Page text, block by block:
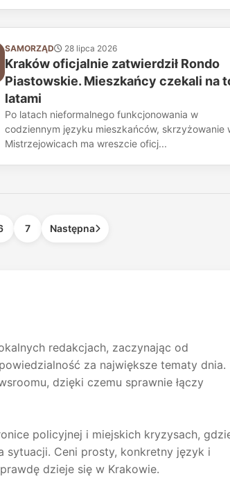
SAMORZĄD 28 lipca 2026
Kraków oficjalnie zatwierdził Rondo
Piastowskie. Mieszkańcy czekali na
latami
Po latach nieformalnego funkcjonowania w
codziennym języku mieszkańców, skrzyżowanie
Mistrzejowicach ma wreszcie oficj...
7 Następna
redakcjach, zaczynając od
za największe tematy dnia.
dzięki czemu sprawnie łączy
policyjnej i miejskich kryzysach,
sytuacji. Ceni prosty, konkretny język i
dzieje się w Krakowie.